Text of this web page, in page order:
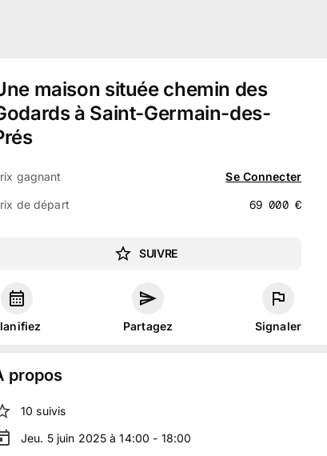
maison située chemin des
à Saint-Germain-des-
gagnant Se Connecter
de départ 69 000 €
SUIVRE
Partagez Signaler
propos
10 suivis
Jeu. 5 juin 2025 à 14:00 - 18:00